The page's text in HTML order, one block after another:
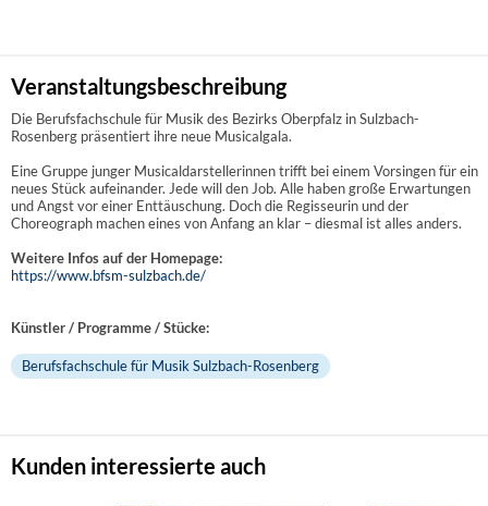
Veranstaltungsbeschreibung
Die Berufsfachschule für Musik des Bezirks Oberpfalz in Sulzbach-
Rosenberg präsentiert ihre neue Musicalgala.
Eine Gruppe junger Musicaldarstellerinnen trifft bei einem Vorsingen für ein
neues Stück aufeinander. Jede will den Job. Alle haben große Erwartungen
und Angst vor einer Enttäuschung. Doch die Regisseurin und der
Choreograph machen eines von Anfang an klar – diesmal ist alles anders.
Weitere Infos auf der Homepage:
https://www.bfsm-sulzbach.de/
Künstler / Programme / Stücke:
Berufsfachschule für Musik Sulzbach-Rosenberg
Kunden interessierte auch